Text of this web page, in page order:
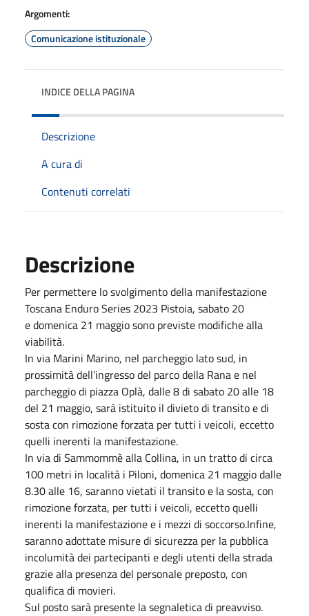
Argomenti:
Comunicazione istituzionale
INDICE DELLA PAGINA
Descrizione
A cura di
Contenuti correlati
Descrizione
Per permettere lo svolgimento della manifestazione
Toscana Enduro Series 2023 Pistoia, sabato 20
e domenica 21 maggio sono previste modifiche alla
viabilità.
In via Marini Marino, nel parcheggio lato sud, in
prossimità dell’ingresso del parco della Rana e nel
parcheggio di piazza Oplà, dalle 8 di sabato 20 alle 18
del 21 maggio, sarà istituito il divieto di transito e di
sosta con rimozione forzata per tutti i veicoli, eccetto
quelli inerenti la manifestazione.
In via di Sammommè alla Collina, in un tratto di circa
100 metri in località i Piloni, domenica 21 maggio dalle
8.30 alle 16, saranno vietati il transito e la sosta, con
rimozione forzata, per tutti i veicoli, eccetto quelli
inerenti la manifestazione e i mezzi di soccorso.Infine,
saranno adottate misure di sicurezza per la pubblica
incolumità dei partecipanti e degli utenti della strada
grazie alla presenza del personale preposto, con
qualifica di movieri.
Sul posto sarà presente la segnaletica di preavviso.